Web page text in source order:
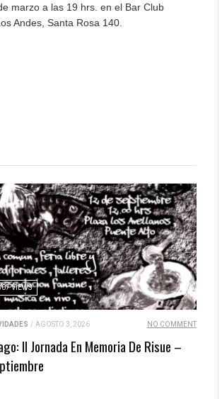
marzo a las 19 hrs. en el Bar Club
Andes, Santa Rosa 140.
VIEWS
/ AGOSTO 3, 2026 NO COMMENT
II Jornada En Memoria De Risue –